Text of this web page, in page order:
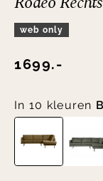
web only
1699.-
In 10 kleuren